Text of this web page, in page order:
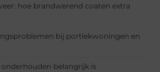
hoe brandwerend coaten extra
bij portiekwoningen en
belangrijk is